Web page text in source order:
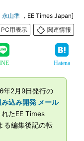
永山準 ，EE Times Japan]
PC用表示
関連情報
Hatena
2月9日発行の
込み開発 メール
れたEE Times
る編集後記の転